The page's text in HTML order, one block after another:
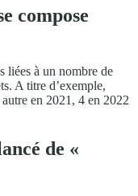
compose
liées à un nombre de
A titre d’exemple,
en 2021, 4 en 2022
de «